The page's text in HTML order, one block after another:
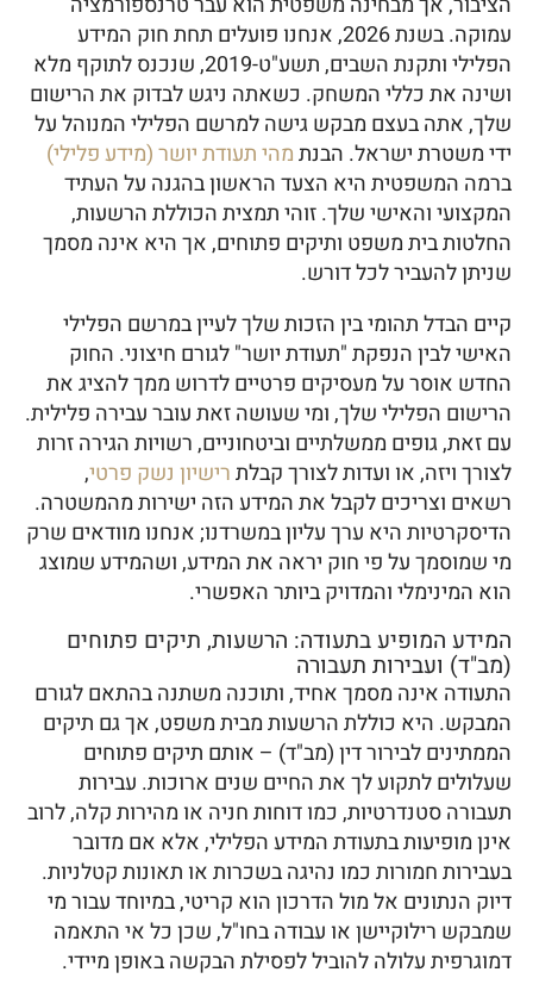
עמוקה. בשנת 2026, אנחנו פועלים תחת חוק המידע
הפלילי ותקנת השבים, תשע"ט-2019, שנכנס לתוקף מלא
ושינה את כללי המשחק. כשאתה ניגש לבדוק את הרישום
שלך, אתה בעצם מבקש גישה למרשם הפלילי המנוהל על
ידי משטרת ישראל. הבנתמהי תעודת יושר (מידע פלילי)
ברמה המשפטית היא הצעד הראשון בהגנה על העתיד
המקצועי והאישי שלך. זוהי תמצית הכוללת הרשעות,
החלטות בית משפט ותיקים פתוחים, אך היא אינה מסמך
שניתן להעביר לכל דורש.
קיים הבדל תהומי בין הזכות שלך לעיין במרשם הפלילי
האישי לבין הנפקת "תעודת יושר" לגורם חיצוני. החוק
החדש אוסר על מעסיקים פרטיים לדרוש ממך להציג את
הרישום הפלילי שלך, ומי שעושה זאת עובר עבירה פלילית.
עם זאת, גופים ממשלתיים וביטחוניים, רשויות הגירה זרות
לצורך ויזה, או ועדות לצורך קבלתרישיון נשק פרטי,
רשאים וצריכים לקבל את המידע הזה ישירות מהמשטרה.
הדיסקרטיות היא ערך עליון במשרדנו; אנחנו מוודאים שרק
מי שמוסמך על פי חוק יראה את המידע, ושהמידע שמוצג
הוא המינימלי והמדויק ביותר האפשרי.
המידע המופיע בתעודה: הרשעות, תיקים פתוחים
(מב"ד) ועבירות תעבורה
התעודה אינה מסמך אחיד, ותוכנה משתנה בהתאם לגורם
המבקש. היא כוללת הרשעות מבית משפט, אך גם תיקים
הממתינים לבירור דין (מב"ד) – אותם תיקים פתוחים
שעלולים לתקוע לך את החיים שנים ארוכות. עבירות
תעבורה סטנדרטיות, כמו דוחות חניה או מהירות קלה, לרוב
אינן מופיעות בתעודת המידע הפלילי, אלא אם מדובר
בעבירות חמורות כמו נהיגה בשכרות או תאונות קטלניות.
דיוק הנתונים אל מול הדרכון הוא קריטי, במיוחד עבור מי
שמבקש רילוקיישן או עבודה בחו"ל, שכן כל אי התאמה
דמוגרפית עלולה להוביל לפסילת הבקשה באופן מיידי.